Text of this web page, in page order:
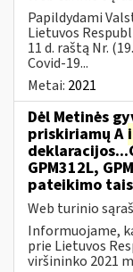
Papildydami
Lietuvos
11 d. raštą Nr.
Covid-19...
Metai: 2021
Dėl Metinės
priskiriamų A
GPM312L,
pateikimo
Web turinio
Informuojame,
prie Lietuvos
viršininko 2021